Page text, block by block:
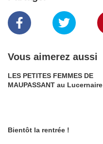
Vous aimerez aussi
LES PETITES FEMMES DE
MAUPASSANT au Lucernaire
Bientôt la rentrée !